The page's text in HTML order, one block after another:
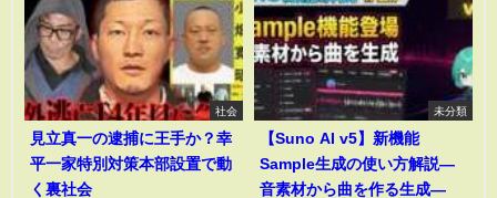
社会
見立真一の逮捕に王手か？幸
平一家特別対策本部設置で動
く裏社会
未分類
【Suno AI v5】新機能
Sample生成の使い方解説―
音素材から曲を作る生成―